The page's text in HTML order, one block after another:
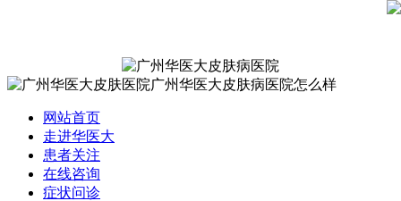
网站首页
走进华医大
患者关注
在线咨询
症状问诊